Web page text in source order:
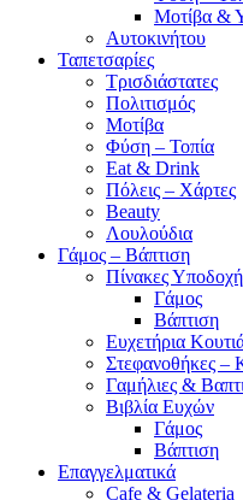
Μοτίβα &
Αυτοκινήτου
Ταπετσαρίες
Τρισδιάστατες
Πολιτισμός
Μοτίβα
Φύση – Τοπία
Eat & Drink
Πόλεις – Χάρτες
Beauty
Λουλούδια
Γάμος – Βάπτιση
Πίνακες
Γάμος
Βάπτιση
Ευχετήρια
Στεφανοθήκες –
Γαμήλιες &
Βιβλία Ευχών
Γάμος
Βάπτιση
Επαγγελματικά
Cafe & Gelateria